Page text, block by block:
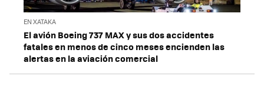
EN XATAKA
El avión Boeing 737 MAX y sus dos accidentes
fatales en menos de cinco meses encienden las
alertas en la aviación comercial